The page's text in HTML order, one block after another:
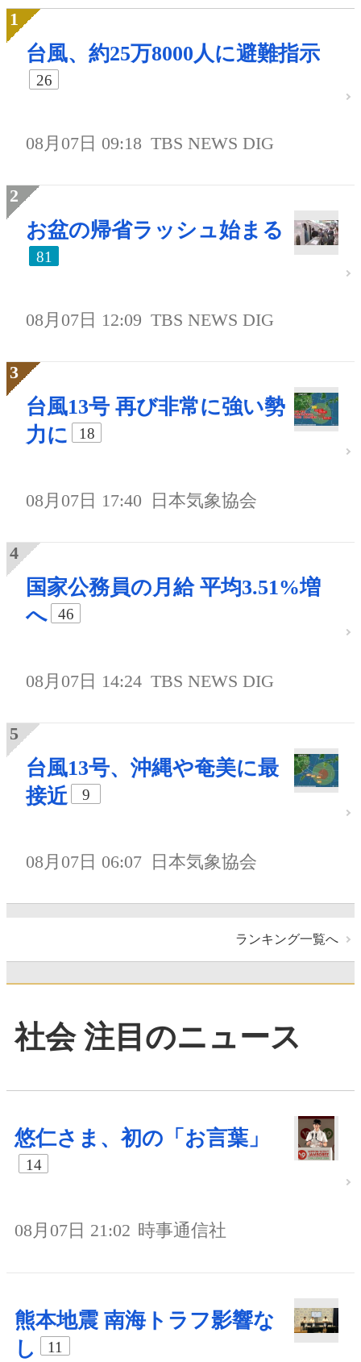
台風、約25万8000人に避難指示
26
08月07日 09:18 TBS NEWS DIG
お盆の帰省ラッシュ始まる
81
08月07日 12:09 TBS NEWS DIG
台風13号 再び非常に強い勢
力に
18
08月07日 17:40 日本気象協会
国家公務員の月給 平均3.51%増
へ
46
08月07日 14:24 TBS NEWS DIG
台風13号、沖縄や奄美に最
接近
9
08月07日 06:07 日本気象協会
ランキング一覧へ
社会 注目のニュース
悠仁さま、初の「お言葉」
14
08月07日 21:02 時事通信社
熊本地震 南海トラフ影響な
し
11